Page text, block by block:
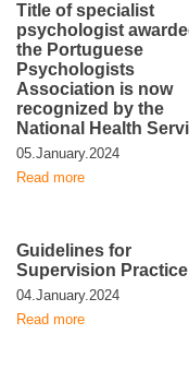
Title of specialist
psychologist
the Portuguese
Psychologists
Association is now
recognized by the
National Health
05.January.2024
Read more
Guidelines for
Supervision Practice
04.January.2024
Read more